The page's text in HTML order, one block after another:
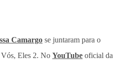
Camargo se juntaram para o
Eles 2. No YouTube oficial da